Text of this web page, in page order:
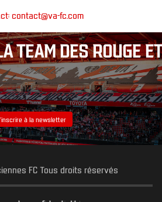
contact@va-fc.com
TEAM DES ROUGE ET
à la newsletter
FC Tous droits réservés